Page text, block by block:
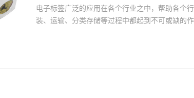
电子标签广泛的应用在各个行业之中，帮助各个
装、运输、分类存储等过程中都起到不可或缺的
能才能被各大企业选上投入使用？一、具有防伪
如果对商品的质量方面有问题，可以选择扫商品